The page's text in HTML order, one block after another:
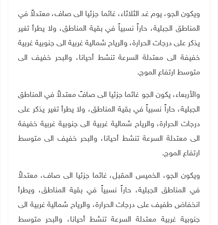
ويكون الجو، يوم غد الثلاثاء، غائما جزئيا الى صاف، معتدلاً في
المناطق الجبلية، حاراً نسبياً في بقية المناطق، ولا يطرأ تغير
يذكر على درجات الحرارة، والرياح شمالية غربية الى جنوبية غربية
خفيفة الى معتدلة السرعة تنشط أحيانا، والبحر خفيف الى
متوسط ارتفاع الموج.
والأربعاء، يكون الجو غائما جزئيا الى صافً معتدلاً في المناطق
الجبلية، حاراً نسبياً في بقية المناطق، ولا يطرأ تغير يذكر على
درجات الحرارة، والرياح شمالية غربية الى جنوبية غربية خفيفة
الى معتدلة السرعة تنشط أحيانا، والبحر خفيف الى متوسط
ارتفاع الموج.
ويكون الجو، الخميس المقبل، غائما جزئيا الى صاف، معتدلاً
في المناطق الجبلية، حاراً نسبياً في بقية المناطق، ويطرأ
انخفاض طفيف على درجات الحرارة، والرياح شمالية غربية الى
جنوبية غربية معتدلة السرعة تنشط أحيانا، والبحر متوسط